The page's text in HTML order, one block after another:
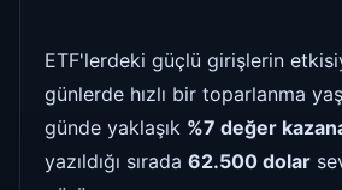
ETF'lerdeki güçlü girişlerin
günlerde hızlı bir toparlanma
günde yaklaşık %7 değer
yazıldığı sırada 62.500 dolar